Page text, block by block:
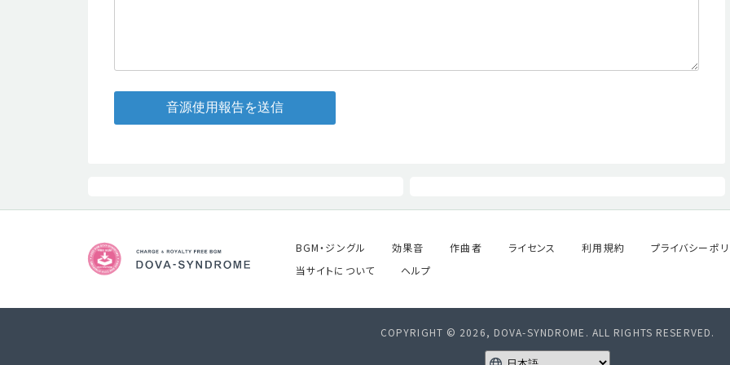
音源使用報告を送信
BGM・ジングル 効果音 作曲者 ライセンス 利用規約 プライバシーポ
当サイトについて
ヘルプ
COPYRIGHT © 2026, DOVA-SYNDROME. ALL RIGHTS RESERVED.